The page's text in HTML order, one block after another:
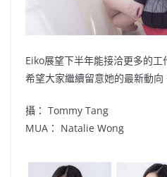
Eiko展望下半年能接洽更多的工
希望大家繼續留意她的最新動向
攝： Tommy Tang
MUA： Natalie Wong